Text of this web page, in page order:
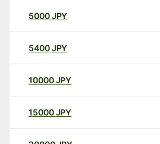
5000JPY
5400JPY
10000 JPY
15000 JPY